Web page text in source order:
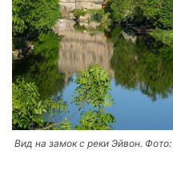
Вид на замок с реки Эйвон. Фото: